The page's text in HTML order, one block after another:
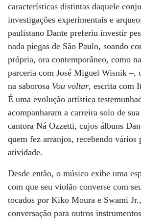
características distintas daquele
investigações experimentais e
paulistano Dante preferiu investir
nada piegas de São Paulo, soando
própria, ora contemporâneo, como
parceria com José Miguel Wisnik –,
na saborosa Vou voltar, escrita com
É uma evolução artística
acompanharam a carreira solo de
cantora Ná Ozzetti, cujos álbuns
quem fez arranjos, recebendo vários
atividade.
Desde então, o músico exibe uma
com que seu violão converse com
tocados por Kiko Moura e Swami
conversação para outros